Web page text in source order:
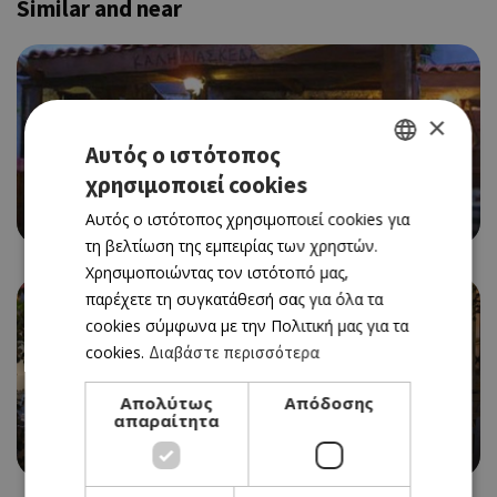
Similar and near
ΠΑΡΑΔΟΣΙΑΚΗ ΤΑΒΕΡΝΑ
AYIA ANNA TAVERN
ΠΑΡΑΔΟΣΙΑΚΗ ΤΑΒΕΡΝΑ
ENGLISH
×
Αυτός ο ιστότοπος
χρησιμοποιεί cookies
Αυτός ο ιστότοπος χρησιμοποιεί cookies για
τη βελτίωση της εμπειρίας των χρηστών.
Χρησιμοποιώντας τον ιστότοπό μας,
παρέχετε τη συγκατάθεσή σας για όλα τα
cookies σύμφωνα με την Πολιτική μας για τα
cookies. Διαβάστε περισσότερα
Απολύτως
απαραίτητα
Απόδοσης